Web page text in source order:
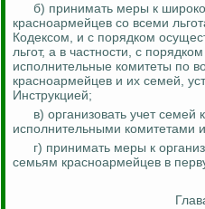
б) принимать меры к
красноармейцев со всеми
Кодексом, и с порядком
льгот, а в частности, с
исполнительные комитеты по
красноармейцев и их семей,
Инструкцией;
в) организовать учет
исполнительными комитетами
г) принимать меры к
семьям красноармейцев в